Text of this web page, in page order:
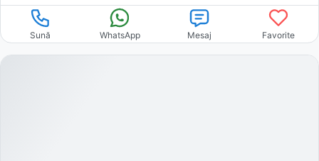
Sună WhatsApp Mesaj Favorite